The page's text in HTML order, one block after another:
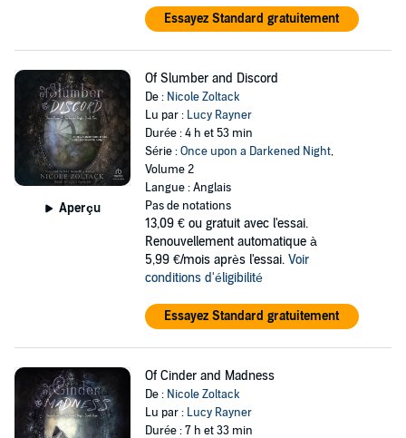
Essayez Standard gratuitement
Aperçu
Of Slumber and Discord
De : Nicole Zoltack
Lu par : Lucy Rayner
Durée : 4 h et 53 min
Série :Once upon a Darkened Night,
Volume 2
Langue : Anglais
Pas de notations
13,09 € ou gratuit avec l'essai.
Renouvellement automatique à
5,99 €/mois après l'essai. Voir
conditions d'éligibilité
Essayez Standard gratuitement
Of Cinder and Madness
De : Nicole Zoltack
Lu par : Lucy Rayner
Durée : 7 h et 33 min